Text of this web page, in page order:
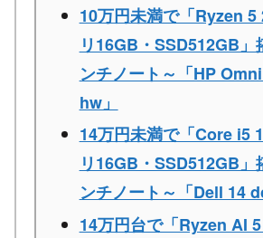
10万円未満で「Ryzen 5
リ16GB・SSD512GB」
ンチノート～「HP
hw」
14万円未満で「Core i5
リ16GB・SSD512GB」
ンチノート～「Dell 14
14万円台で「Ryzen AI